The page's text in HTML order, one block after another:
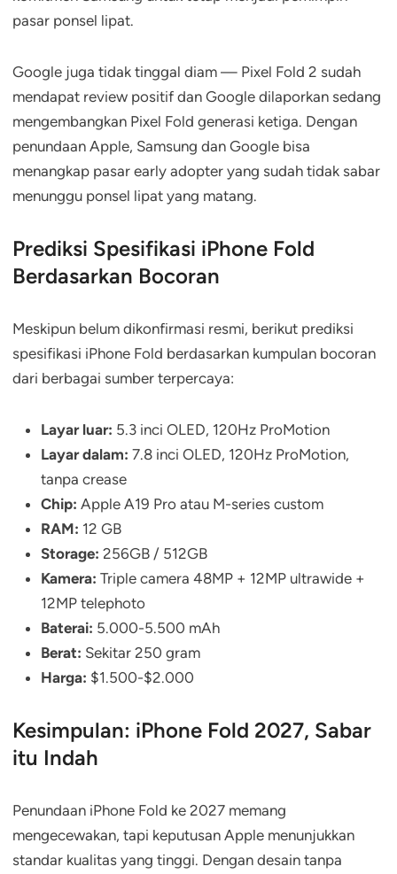
pasar ponsel lipat.
Google juga tidak tinggal diam — Pixel Fold 2 sudah
mendapat review positif dan Google dilaporkan sedang
mengembangkan Pixel Fold generasi ketiga. Dengan
penundaan Apple, Samsung dan Google bisa
menangkap pasar early adopter yang sudah tidak sabar
menunggu ponsel lipat yang matang.
Prediksi Spesifikasi iPhone Fold
Berdasarkan Bocoran
Meskipun belum dikonfirmasi resmi, berikut prediksi
spesifikasi iPhone Fold berdasarkan kumpulan bocoran
dari berbagai sumber terpercaya:
Layar luar: 5.3 inci OLED, 120Hz ProMotion
Layar dalam: 7.8 inci OLED, 120Hz ProMotion,
tanpa crease
Chip: Apple A19 Pro atau M-series custom
RAM: 12 GB
Storage: 256GB / 512GB
Kamera: Triple camera 48MP + 12MP ultrawide +
12MP telephoto
Baterai: 5.000-5.500 mAh
Berat: Sekitar 250 gram
Harga: $1.500-$2.000
Kesimpulan: iPhone Fold 2027, Sabar
itu Indah
Penundaan iPhone Fold ke 2027 memang
mengecewakan, tapi keputusan Apple menunjukkan
standar kualitas yang tinggi. Dengan desain tanpa